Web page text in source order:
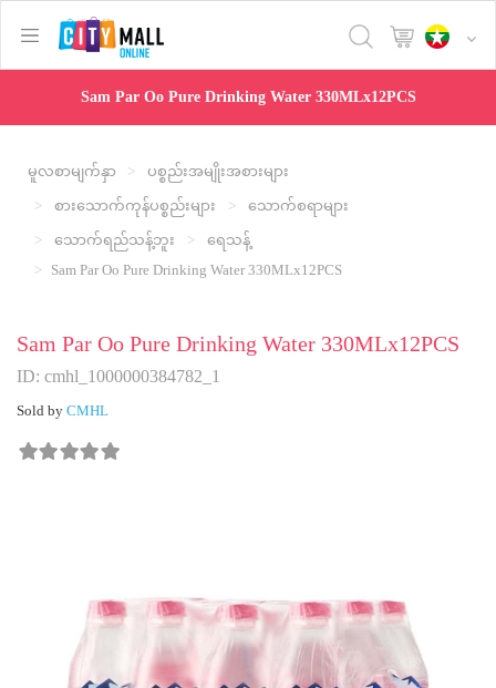
text.skipToContent
text.skipToNavigation
Sam Par Oo Pure Drinking Water 330MLx12PCS
မူလစာမျက်နှာ
ပစ္စည်းအမျိုးအစားများ
စားသောက်ကုန်ပစ္စည်းများ
သောက်စရာများ
သောက်ရည်သန့်ဘူး
ရေသန့်
Sam Par Oo Pure Drinking Water 330MLx12PCS
Sam Par Oo Pure Drinking Water 330MLx12PCS
ID: cmhl_1000000384782_1
Sold byCMHL